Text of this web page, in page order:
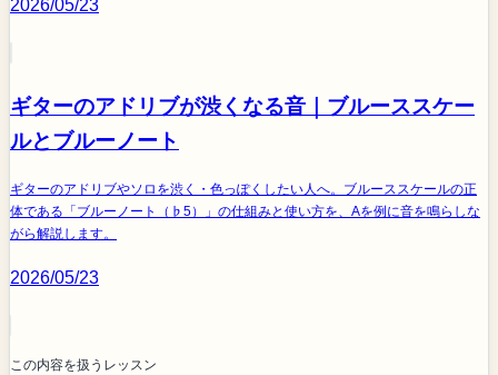
2026/05/23
ギターのアドリブが渋くなる音｜ブルーススケー
ルとブルーノート
ギターのアドリブやソロを渋く・色っぽくしたい人へ。ブルーススケールの正
体である「ブルーノート（♭5）」の仕組みと使い方を、Aを例に音を鳴らしな
がら解説します。
2026/05/23
この内容を扱うレッスン